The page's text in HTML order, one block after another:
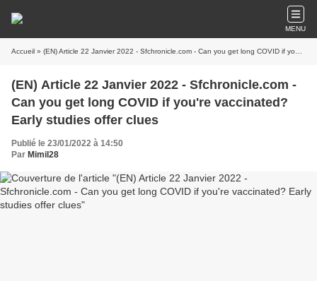
MENU
Accueil » (EN) Article 22 Janvier 2022 - Sfchronicle.com - Can you get long COVID if you're vaccinated? Early studies offer clues
(EN) Article 22 Janvier 2022 - Sfchronicle.com -
Can you get long COVID if you're vaccinated?
Early studies offer clues
Publié le 23/01/2022 à 14:50
Par Mimil28